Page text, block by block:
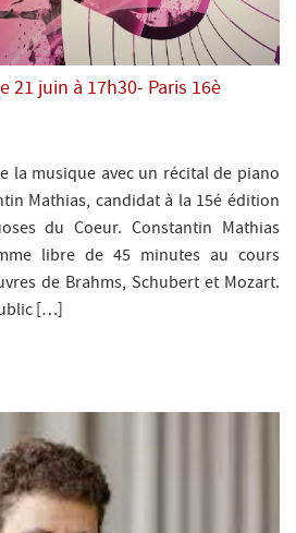
21 juin à 17h30- Paris 16è
la musique avec un récital de piano
Mathias, candidat à la 15é édition
du Coeur. Constantin Mathias
libre de 45 minutes au cours
de Brahms, Schubert et Mozart.
[…]